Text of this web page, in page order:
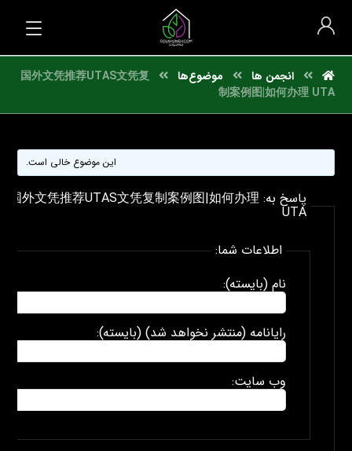
انجمن ها موضوع‌ها
国外文凭推荐UTAS文凭复
制案例图|如何办理 UTA
این موضوع خالی است.
پاسخ به: 国外文凭推荐UTAS文凭复制案例图|如何办理
UTA
اطلاعات شما:
نام (بایسته):
رایانامه (منتشر نخواهد شد) (بایسته):
وب سایت: